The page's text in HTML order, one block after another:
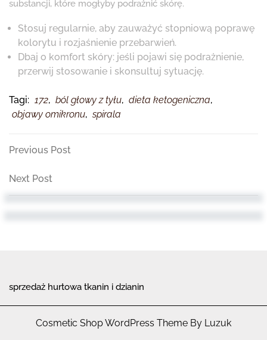
substancji, które mogłyby podrażnić skórę.
Stosuj regularnie, aby zauważyć stopniową poprawę
kolorytu i rozjaśnienie przebarwień.
Dbaj o komfort skóry: jeśli pojawi się podrażnienie,
przerwij stosowanie i skonsultuj sytuację.
Tagi: 172, ból głowy z tyłu, dieta ketogeniczna,
objawy omikronu, spirala
Nawigacja
wpisu
Previous
Previous Post
Next
Post
Next Post
sprzedaż hurtowa tkanin i dzianin
Cosmetic Shop WordPress Theme By Luzuk